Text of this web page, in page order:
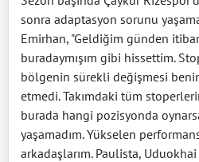
sonra adaptasyon sorunu
Emirhan, "Geldiğim günden
buradaymışım gibi hissettim.
bölgenin sürekli değişmesi
etmedi. Takımdaki tüm
burada hangi pozisyonda
yaşamadım. Yükselen
arkadaşlarım. Paulista,